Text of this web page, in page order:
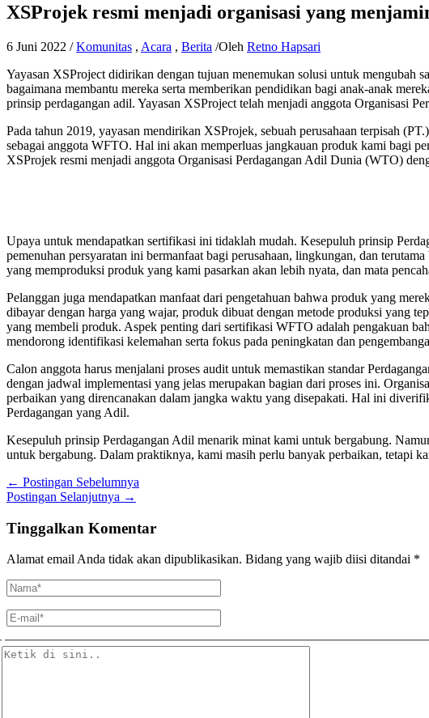
XSProjek resmi menjadi organisasi yang
6 Juni 2022 /Komunitas , Acara , Berita /Oleh Retno Hapsari
Yayasan XSProject didirikan dengan tujuan menemukan solusi untuk mengubah
bagaimana membantu mereka serta memberikan pendidikan bagi anak-anak
prinsip perdagangan adil. Yayasan XSProject telah menjadi anggota Organisasi
Pada tahun 2019, yayasan mendirikan XSProjek, sebuah perusahaan terpisah
sebagai anggota WFTO. Hal ini akan memperluas jangkauan produk kami bagi
XSProjek resmi menjadi anggota Organisasi Perdagangan Adil Dunia (WTO)
Upaya untuk mendapatkan sertifikasi ini tidaklah mudah. Kesepuluh prinsip
pemenuhan persyaratan ini bermanfaat bagi perusahaan, lingkungan, dan
yang memproduksi produk yang kami pasarkan akan lebih nyata, dan mata
Pelanggan juga mendapatkan manfaat dari pengetahuan bahwa produk yang
dibayar dengan harga yang wajar, produk dibuat dengan metode produksi yang
yang membeli produk. Aspek penting dari sertifikasi WFTO adalah pengakuan
mendorong identifikasi kelemahan serta fokus pada peningkatan dan
Calon anggota harus menjalani proses audit untuk memastikan standar
dengan jadwal implementasi yang jelas merupakan bagian dari proses ini.
perbaikan yang direncanakan dalam jangka waktu yang disepakati. Hal ini
Perdagangan yang Adil.
Kesepuluh prinsip Perdagangan Adil menarik minat kami untuk bergabung.
untuk bergabung. Dalam praktiknya, kami masih perlu banyak perbaikan, tetapi
← Postingan Sebelumnya
Postingan Selanjutnya →
Tinggalkan Komentar
Alamat email Anda tidak akan dipublikasikan. Bidang yang wajib diisi ditandai *
Nama*
E-
mail*
Ketik